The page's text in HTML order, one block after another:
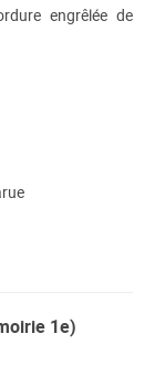
engrêlée de
1e)